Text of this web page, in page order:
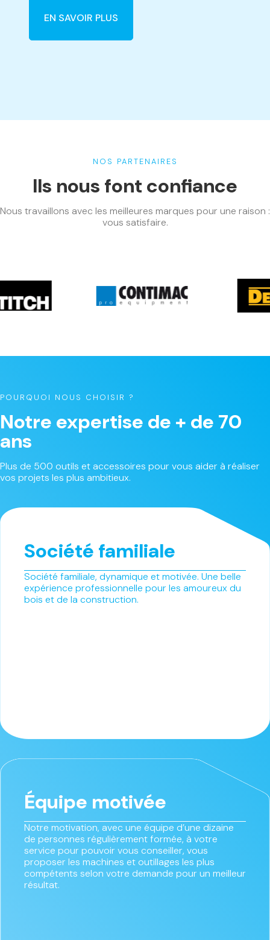
EN SAVOIR PLUS
NOS PARTENAIRES
Ils nous font confiance
Nous travaillons avec les meilleures marques pour une raison :
vous satisfaire.
POURQUOI NOUS CHOISIR ?
Notre expertise de + de 70
ans
Plus de 500 outils et accessoires pour vous aider à réaliser
vos projets les plus ambitieux.
Société familiale
Société familiale, dynamique et motivée. Une belle
expérience professionnelle pour les amoureux du
bois et de la construction.
Équipe motivée
Notre motivation, avec une équipe d’une dizaine
de personnes régulièrement formée, à votre
service pour pouvoir vous conseiller, vous
proposer les machines et outillages les plus
compétents selon votre demande pour un meilleur
résultat.